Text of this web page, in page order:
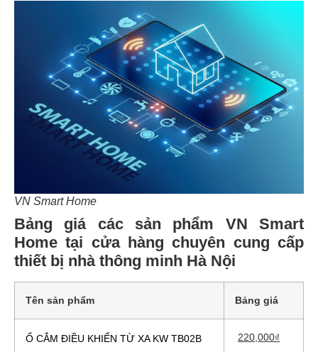
VN Smart Home
Bảng giá các sản phẩm VN Smart
Home tại cửa hàng chuyên cung cấp
thiết bị nhà thông minh Hà Nội
Tên sản phẩm Bảng giá
Ổ CẮM ĐIỀU KHIỂN TỪ XA KW TB02B 220,000₫